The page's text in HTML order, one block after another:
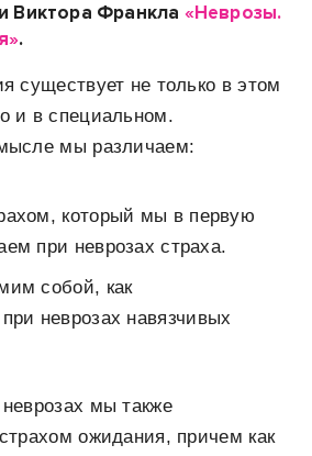
Виктора Франкла «Неврозы.
.
существует не только в этом
и в специальном.
мы различаем:
который мы в первую
при неврозах страха.
собой, как
неврозах навязчивых
мы также
ожидания, причем как